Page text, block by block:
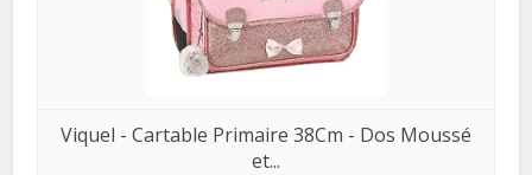
Viquel - Cartable Primaire 38Cm - Dos Moussé
et...